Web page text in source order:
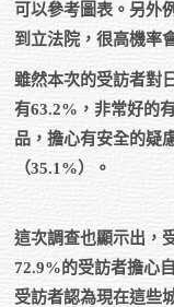
可以參考圖表。另外
到立法院，很高機率
雖然本次的受訪者對
有63.2%，非常好的
品，擔心有安全的疑
（35.1%）。
這次調查也顯示出，
72.9%的受訪者擔心
受訪者認為現在這些